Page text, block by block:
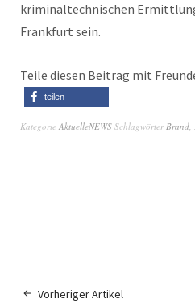
kriminaltechnischen
Frankfurt sein.
Teile diesen Beitrag mit
teilen
Kategorie AktuelleNEWS SchlagwörterBrand,
Vorheriger Artikel